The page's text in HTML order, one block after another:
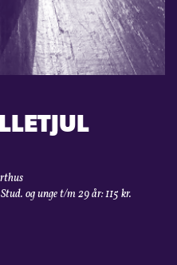
og unge t/m 29 år: 115 kr.